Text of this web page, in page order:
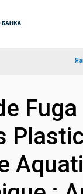
Fuga